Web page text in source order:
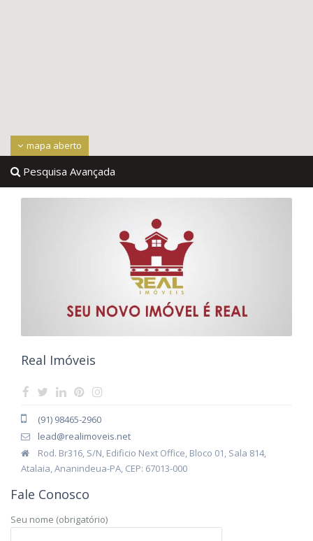
mapa aberto
Pesquisa Avançada
Real Imóveis
(91) 98465-2960
lead@realimoveis.net
Rod. Br316, S/N, Edificio Next Office, Bloco 01, Sala 814,
Atalaia, Ananindeua-PA, CEP: 67013-000
Fale Conosco
Seu nome (obrigatório)